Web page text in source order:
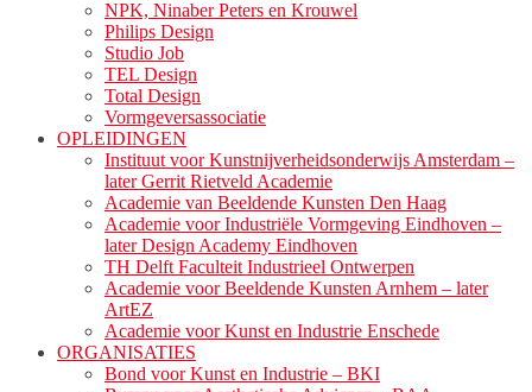
NPK, Ninaber Peters en Krouwel
Philips Design
Studio Job
TEL Design
Total Design
Vormgeversassociatie
OPLEIDINGEN
Instituut voor Kunstnijverheidsonderwijs Amsterdam –
later Gerrit Rietveld Academie
Academie van Beeldende Kunsten Den Haag
Academie voor Industriële Vormgeving Eindhoven –
later Design Academy Eindhoven
TH Delft Faculteit Industrieel Ontwerpen
Academie voor Beeldende Kunsten Arnhem – later
ArtEZ
Academie voor Kunst en Industrie Enschede
ORGANISATIES
Bond voor Kunst en Industrie – BKI